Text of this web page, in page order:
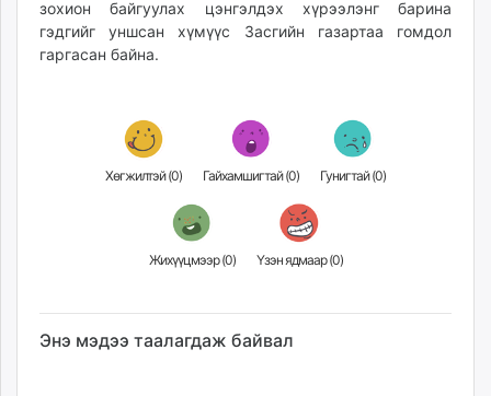
зохион байгуулах цэнгэлдэх хүрээлэнг барина
гэдгийг уншсан хүмүүс Засгийн газартаа гомдол
гаргасан байна.
Хөгжилтэй (0) Гайхамшигтай (0) Гунигтай (0)
Жихүүцмээр (0) Үзэн ядмаар (0)
Энэ мэдээ таалагдаж байвал